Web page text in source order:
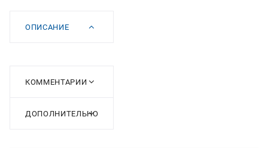
ОПИСАНИЕ
КОММЕНТАРИИ
ДОПОЛНИТЕЛЬНО